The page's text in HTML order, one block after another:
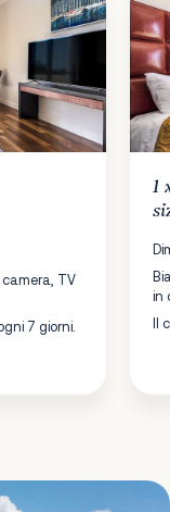
TV
7 giorni.
1
in
Il